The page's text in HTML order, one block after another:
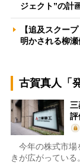
ジェクト”の計
【追及スクー
明かされる柳
古賀真人「
今年の株式市場
きが広がってい